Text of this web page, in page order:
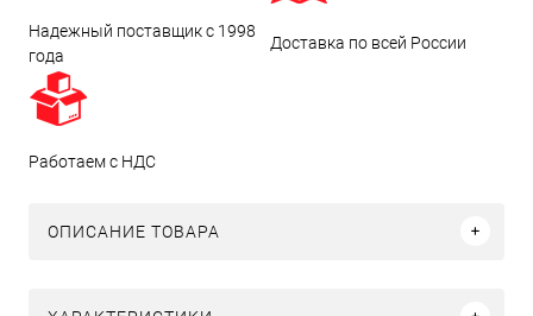
Надежный поставщик с 1998
года
Доставка по всей России
Работаем с НДС
ОПИСАНИЕ ТОВАРА